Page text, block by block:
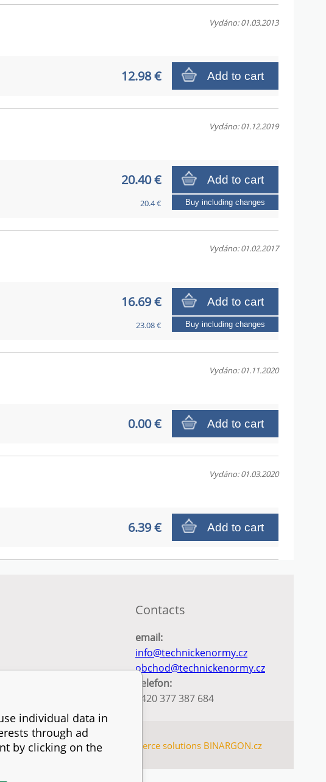
Vydáno: 01.03.2013
12.98 € Add to cart
Vydáno: 01.12.2019
20.40 € Add to cart
20.4 € Buy including changes
Vydáno: 01.02.2017
16.69 € Add to cart
23.08 € Buy including changes
Vydáno: 01.11.2020
0.00 € Add to cart
Vydáno: 01.03.2020
6.39 € Add to cart
Contacts
email:
info@technickenormy.cz
obchod@technickenormy.cz
Telefon:
+420 377 387 684
SITEMAP Ecommerce solutions BINARGON.cz
individual data in
through ad
by clicking on the